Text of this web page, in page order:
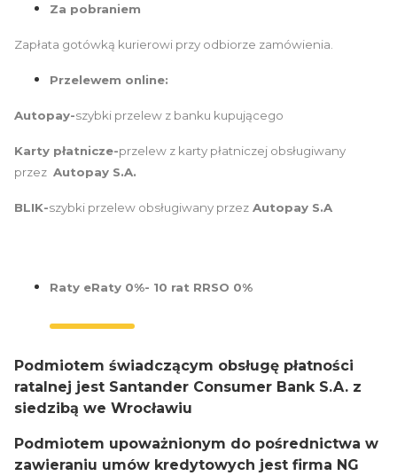
Za pobraniem
Zapłata gotówką kurierowi przy odbiorze zamówienia.
Przelewem online:
Autopay-szybki przelew z banku kupującego
Karty płatnicze-przelew z karty płatniczej obsługiwany
przez Autopay S.A.
BLIK-szybki przelew obsługiwany przez Autopay S.A
Raty eRaty 0%- 10 rat RRSO 0%
Podmiotem świadczącym obsługę płatności
ratalnej jest Santander Consumer Bank S.A. z
siedzibą we Wrocławiu
Podmiotem upoważnionym do pośrednictwa w
zawieraniu umów kredytowych jest firma NG